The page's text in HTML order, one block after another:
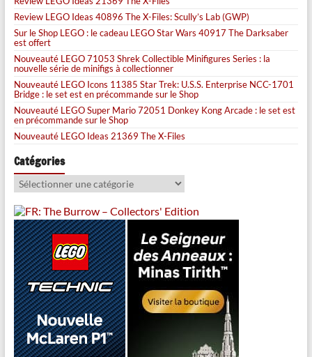
Review LEGO Ideas 40896 The X-Files: Scully’s Lab (GWP)
Sur le Shop LEGO : le cadeau LEGO Star Wars 40917 The Darksaber
est offert
Nouveauté LEGO 71053 Shrek Collectible Minifigures Series : la
nouvelle série de minifigs à collectionner
Nouveauté LEGO Icons 11385 Star Trek: U.S.S. Enterprise NCC-1701
Bridge : le set est en précommande sur le Shop
Nouveauté LEGO Super Mario 72051 Donkey Kong Arcade : le set est
en précommande sur le Shop
Nouveauté LEGO Ideas 21369 The X-Files
Catégories
Catégories